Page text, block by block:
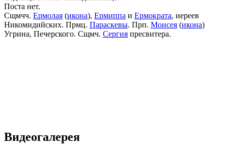
Поста нет.
Сщмчч. Ермолая (икона), Ермиппа и Ермократа, иереев
Никомидийских. Прмц. Параскевы. Прп. Моисея (икона)
Угрина, Печерского. Сщмч. Сергия пресвитера.
Видеогалерея